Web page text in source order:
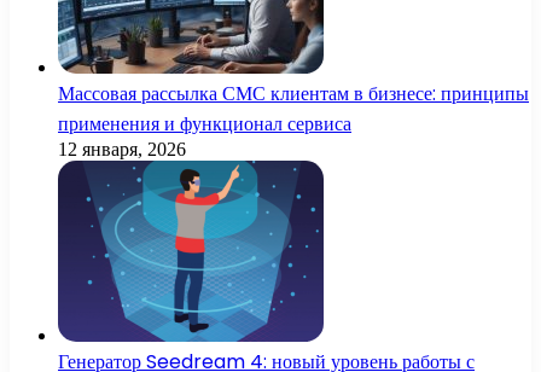
Массовая рассылка СМС клиентам в бизнесе: принципы
применения и функционал сервиса
12 января, 2026
Генератор Seedream 4: новый уровень работы с